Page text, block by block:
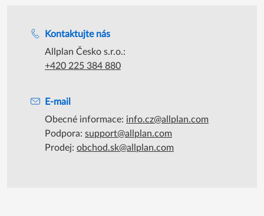
Kontaktujte nás
Allplan Česko s.r.o.:
+420 225 384 880
E-mail
Obecné informace: info.cz@allplan.com
Podpora: support@allplan.com
Prodej: obchod.sk@allplan.com